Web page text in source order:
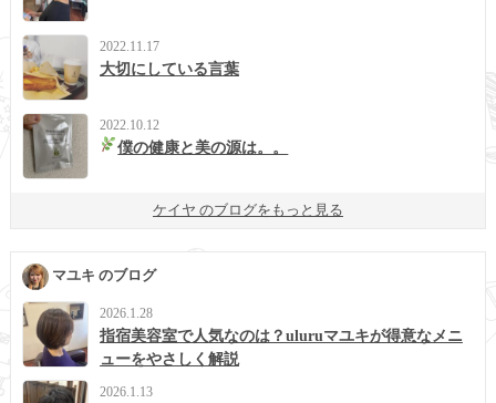
2022.11.17
大切にしている言葉
2022.10.12
僕の健康と美の源は。。
ケイヤ のブログをもっと見る
マユキ のブログ
2026.1.28
指宿美容室で人気なのは？uluruマユキが得意なメニ
ューをやさしく解説
2026.1.13